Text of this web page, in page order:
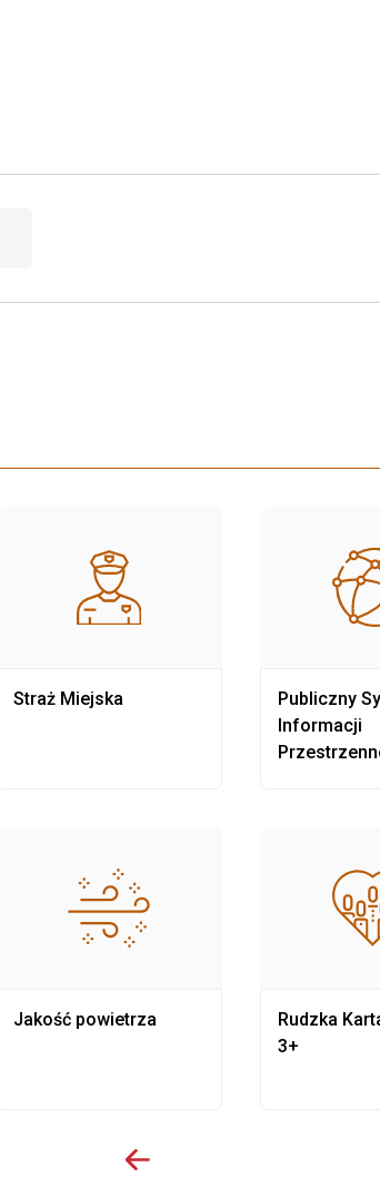
Straż Miejska
Jakość powietrza
Publiczny
Informacji
Rudzka
3+